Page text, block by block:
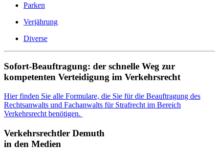
Parken
Verjährung
Diverse
Sofort-Beauftragung: der schnelle Weg zur
kompetenten Verteidigung im Verkehrsrecht
Hier finden Sie alle Formulare, die Sie für die Beauftragung des
Rechtsanwalts und Fachanwalts für Strafrecht im Bereich
Verkehrsrecht benötigen.
Verkehrsrechtler Demuth
in den Medien